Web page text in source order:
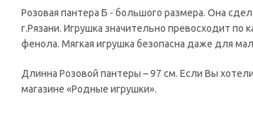
Розовая пантера Б - большого размера. Она
г.Рязани. Игрушка значительно превосходит по
фенола. Мягкая игрушка безопасна даже для
Длинна Розовой пантеры – 97 см. Если Вы
магазине «Родные игрушки».